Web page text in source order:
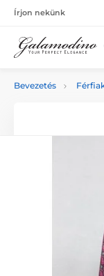
Írjon nekünk
Bevezetés